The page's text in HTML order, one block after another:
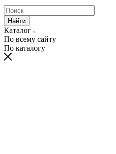
Найти
Каталог
По всему сайту
По каталогу